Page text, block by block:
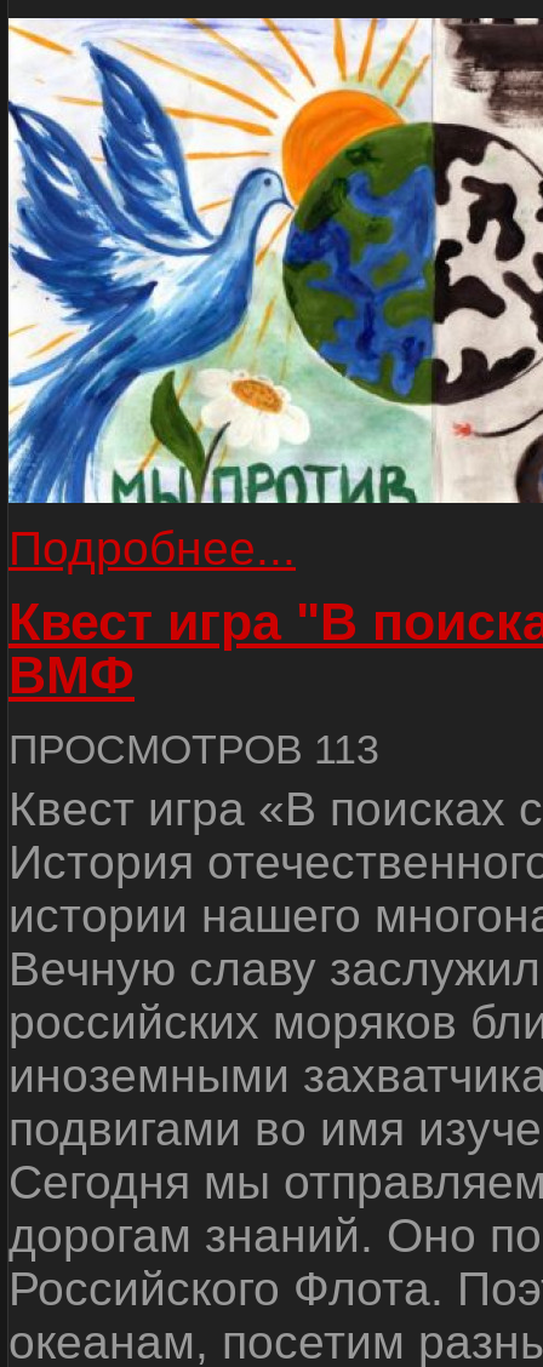
Подробнее...
Квест игра "В
ВМФ
ПРОСМОТРОВ 113
Квест игра «В
История
истории нашего
Вечную славу
российских моряков
иноземными
подвигами во имя
Сегодня мы
дорогам знаний. Оно
Российского Флота.
океанам, посетим